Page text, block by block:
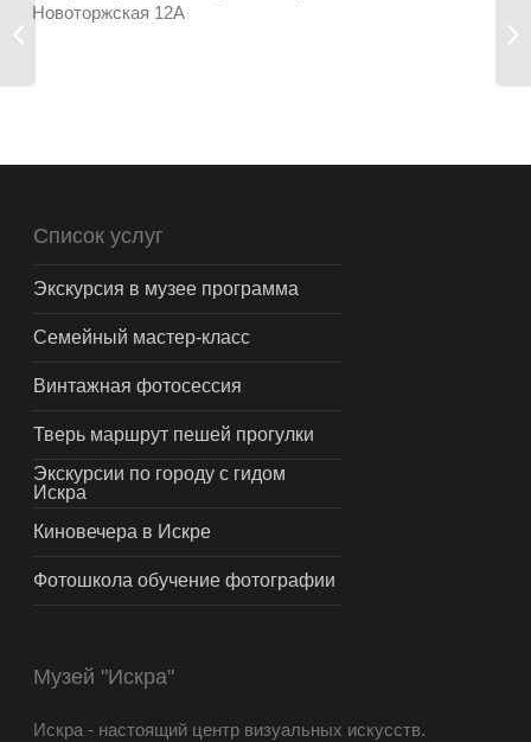
Новоторжская 12А
Список услуг
Экскурсия в музее программа
Семейный мастер-класс
Винтажная фотосессия
Тверь маршрут пешей прогулки
Экскурсии по городу с гидом
Искра
Киновечера в Искре
Фотошкола обучение фотографии
Музей "Искра"
Искра - настоящий центр визуальных искусств.